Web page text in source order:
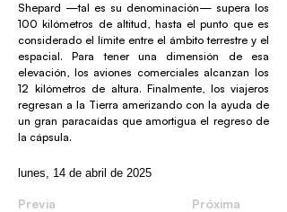
Shepard —tal es su denominación— supera los
100 kilómetros de altitud, hasta el punto que es
considerado el límite entre el ámbito terrestre y el
espacial. Para tener una dimensión de esa
elevación, los aviones comerciales alcanzan los
12 kilómetros de altura. Finalmente, los viajeros
regresan a la Tierra amerizando con la ayuda de
un gran paracaídas que amortigua el regreso de
la cápsula.
lunes, 14 de abril de 2025
Previa Próxima